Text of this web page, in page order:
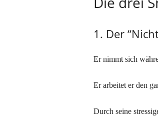
1. Der
Er nimmt sich
Er arbeitet er den
Durch seine